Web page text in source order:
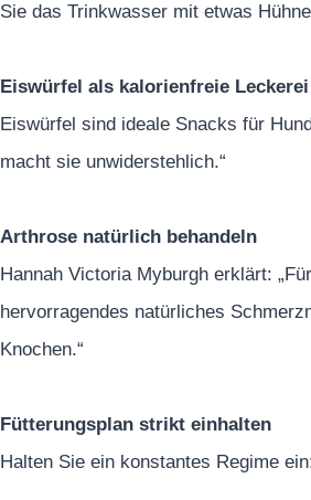
Sie das Trinkwasser mit etwas
Eiswürfel als kalorienfreie Leckerei
Eiswürfel sind ideale Snacks für
macht sie unwiderstehlich.“
Arthrose natürlich behandeln
Hannah Victoria Myburgh erklärt:
hervorragendes natürliches
Knochen.“
Fütterungsplan strikt einhalten
Halten Sie ein konstantes Regime